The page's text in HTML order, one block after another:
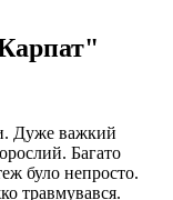
Дуже важкий
Багато
було непросто.
травмувався.